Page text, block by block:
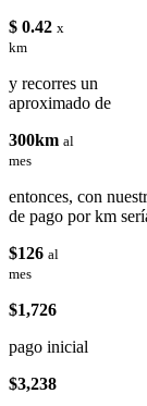
$ 0.42 x
km
y recorres un
aproximado de
300km al
mes
entonces, con
de pago por km
$126 al
mes
$1,726
pago inicial
$3,238